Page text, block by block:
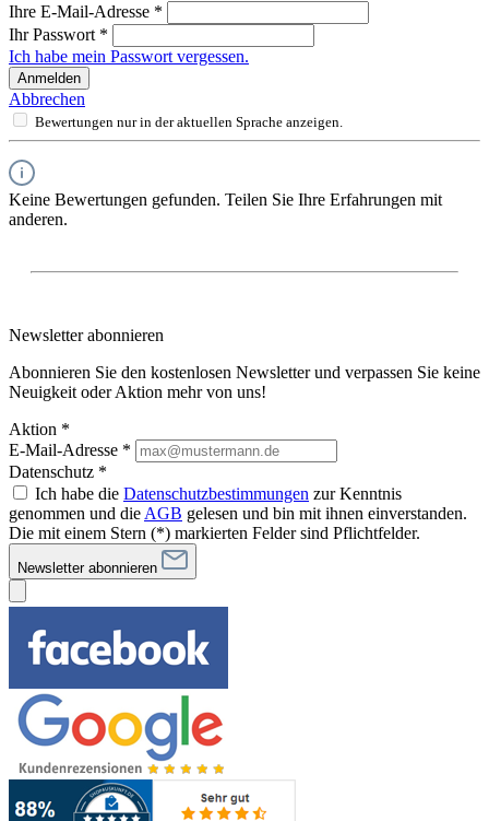
Ihre E-Mail-Adresse *
Ihr Passwort *
Ich habe mein Passwort vergessen.
Anmelden
Abbrechen
Bewertungen nur in der aktuellen Sprache anzeigen.
Keine Bewertungen gefunden. Teilen Sie Ihre Erfahrungen mit
anderen.
Newsletter abonnieren
Abonnieren Sie den kostenlosen Newsletter und verpassen Sie keine
Neuigkeit oder Aktion mehr von uns!
Aktion *
E-Mail-Adresse *
Datenschutz *
Ich habe die Datenschutzbestimmungen zur Kenntnis
genommen und die AGB gelesen und bin mit ihnen einverstanden.
Die mit einem Stern (*) markierten Felder sind Pflichtfelder.
Newsletter abonnieren